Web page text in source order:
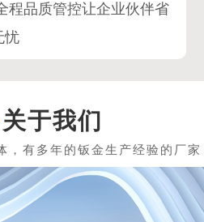
品质管控让企业伙伴省
忧
关于我们